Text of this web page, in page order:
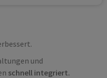
und
schnell integriert.